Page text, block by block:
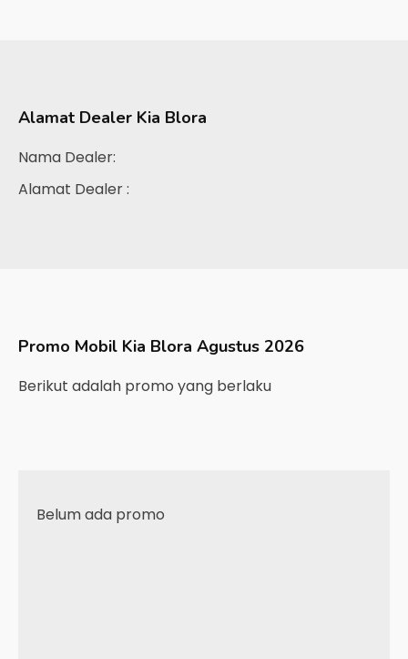
Alamat Dealer Kia Blora
Nama Dealer:
Alamat Dealer :
Promo Mobil Kia Blora Agustus 2026
Berikut adalah promo yang berlaku
Belum ada promo